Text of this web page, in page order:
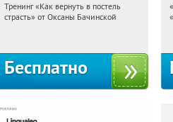
00:31:24 Получили:
Тренинг «Как вернуть в постель
страсть» от Оксаны Бачинской
Бесплатно